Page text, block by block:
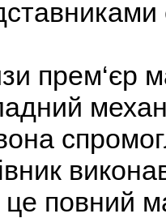
прем‘єр
це повний